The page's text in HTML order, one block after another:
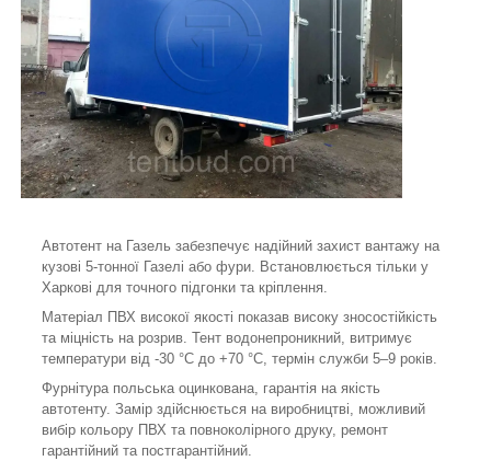
Автотент на Газель забезпечує надійний захист вантажу на
кузові 5-тонної Газелі або фури. Встановлюється тільки у
Харкові для точного підгонки та кріплення.
Матеріал ПВХ високої якості показав високу зносостійкість
та міцність на розрив. Тент водонепроникний, витримує
температури від -30 °C до +70 °C, термін служби 5–9 років.
Фурнітура польська оцинкована, гарантія на якість
автотенту. Замір здійснюється на виробництві, можливий
вибір кольору ПВХ та повноколірного друку, ремонт
гарантійний та постгарантійний.